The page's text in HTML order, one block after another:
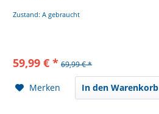
Zustand: A gebraucht
59,99 € * 69,99 € *
Merken In den Warenkorb